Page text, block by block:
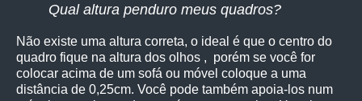
Qual altura penduro meus quadros?
Não existe uma altura correta, o ideal é que o centro do
quadro fique na altura dos olhos , porém se você for
colocar acima de um sofá ou móvel coloque a uma
distância de 0,25cm. Você pode também apoia-los num